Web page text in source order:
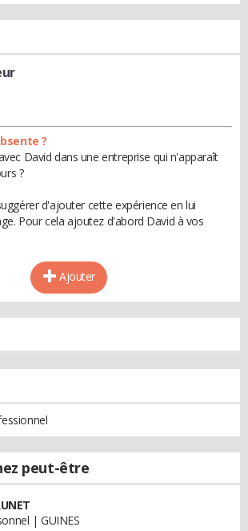
?
David dans une entreprise qui n'apparaît
?
d'ajouter cette expérience en lui
Pour cela ajoutez d'abord David à vos
Ajouter
peut-être
| GUINES